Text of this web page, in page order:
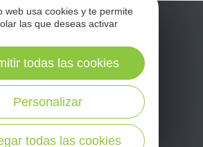
No se pierda nuestro
mensual newsletter y
déjese inspirar para
web usa cookies y te permite
las que deseas activar
todas las cookies
Personalizar
todas las cookies